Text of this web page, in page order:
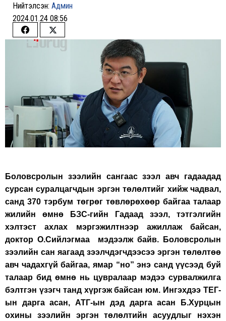
Нийтэлсэн: Админ
2024.01.24 08:56
Share
Share
Боловсролын зээлийн сангаас зээл авч гадаадад
сурсан суралцагчдын эргэн төлөлтийг хийж чадвал,
санд 370 тэрбум төгрөг төвлөрөхөөр байгаа талаар
жилийн өмнө БЗС-гийн Гадаад зээл, тэтгэлгийн
хэлтэст ахлах мэргэжилтнээр ажиллаж байсан,
доктор О.Сийлэгмаа мэдээлж байв. Боловсролын
зээлийн сан яагаад зээлчдэгчдээсээ эргэн төлөлтөө
авч чадахгүй байгаа, ямар “но” энэ санд үүсээд буй
талаар бид өмнө нь цувралаар мэдээ сурвалжилга
бэлтгэн үзэгч танд хүргэж байсан юм. Ингэхдээ ТЕГ-
ын дарга асан, АТГ-ын дэд дарга асан Б.Хурцын
охины зээлийн эргэн төлөлтийн асуудлыг нэхэн